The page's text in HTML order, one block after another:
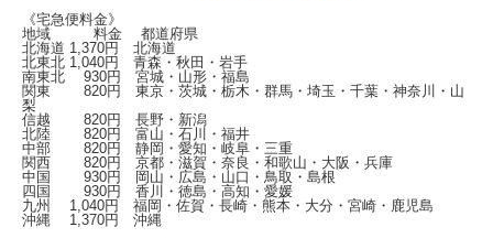
《宅急便料金》
地域 料金 都道府県
北海道 1,370円 北海道
北東北 1,040円 青森・秋田・岩手
南東北 930円 宮城・山形・福島
関東 820円 東京・茨城・栃木・群馬・埼玉・千葉・神奈川・山
梨
信越 820円 長野・新潟
北陸 820円 富山・石川・福井
中部 820円 静岡・愛知・岐阜・三重
関西 820円 京都・滋賀・奈良・和歌山・大阪・兵庫
中国 930円 岡山・広島・山口・鳥取・島根
四国 930円 香川・徳島・高知・愛媛
九州 1,040円 福岡・佐賀・長崎・熊本・大分・宮崎・鹿児島
沖縄 1,370円 沖縄